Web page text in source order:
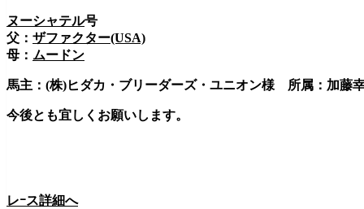
ヌーシャテル号
父： ザファクター(USA)
母： ムードン
馬主：(株)ヒダカ・ブリーダーズ・ユニオン様 所属：加藤
今後とも宜しくお願いします。
レｰス詳細へ